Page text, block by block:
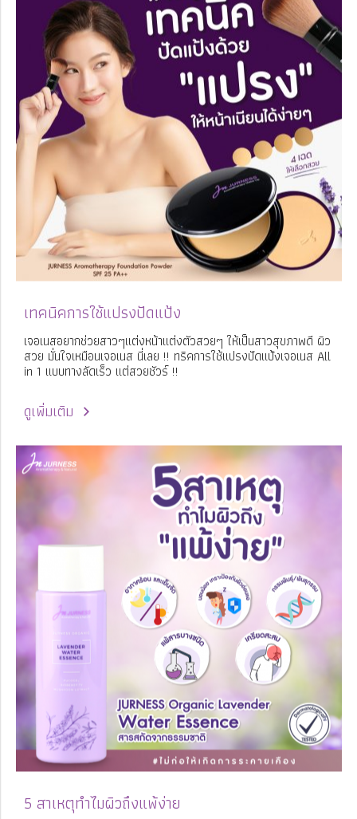
เทคนิคการใช้แปรงปัดแป้ง
เจอเนสอยากช่วยสาวๆแต่งหน้าแต่งตัวสวยๆ ให้เป็นสาวสุขภาพดี ผิว
สวย มั่นใจเหมือนเจอเนส นี่เลย !! ทริคการใช้แปรงปัดแป้งเจอเนส All
in 1 แบบทางลัดเร็ว แต่สวยชัวร์ !!
ดูเพิ่มเติม
5 สาเหตุทำไมผิวถึงแพ้ง่าย